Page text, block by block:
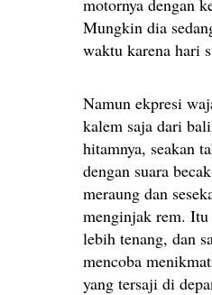
motornya dengan
Mungkin dia
waktu karena hari
Namun ekpresi
kalem saja dari
hitamnya, seakan
dengan suara
meraung dan
menginjak rem. Itu
lebih tenang, dan
mencoba
yang tersaji di